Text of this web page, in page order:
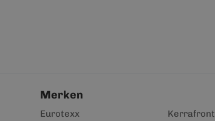
Merken
Eurotexx
Kerrafront